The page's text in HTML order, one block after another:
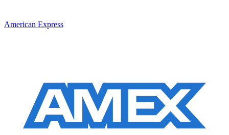
American Express